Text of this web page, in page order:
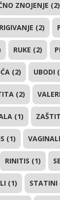
ZNOJENJE (2)
(2)
RUKE (2)
(2) UBODI
(2)
(1)
(1)
RINITIS (1)
(1) STATINI